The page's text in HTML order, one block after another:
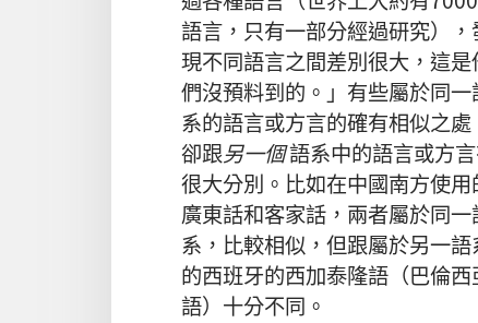
語言，只有一部分經過研究），
現不同語言之間差別很大，這是
們沒預料到的。」有些屬於同一
系的語言或方言的確有相似之處
卻跟另一個語系中的語言或方
很大分別。比如在中國南方使用
廣東話和客家話，兩者屬於同一
系，比較相似，但跟屬於另一語
的西班牙的西加泰隆語（巴倫西
語）十分不同。